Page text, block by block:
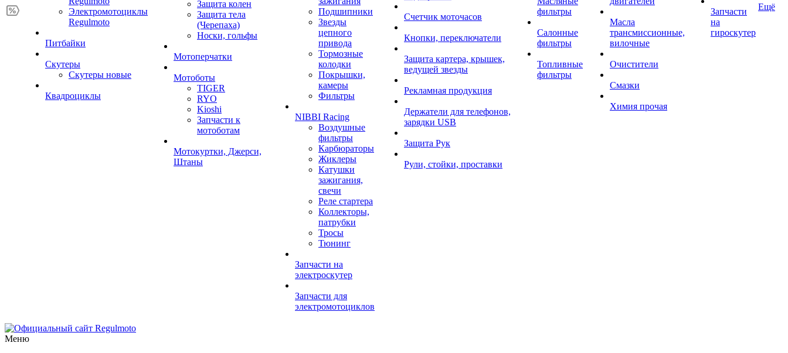
Электромотоциклы
Regulmoto
Питбайки
Скутеры
Скутеры новые
Квадроциклы
Защита колен
Защита тела
(Черепаха)
Носки, гольфы
Мотоперчатки
Мотоботы
TIGER
RYO
Kioshi
Запчасти к
мотоботам
Мотокуртки, Джерси,
Штаны
Подшипники
Звезды
цепного
привода
Тормозные
колодки
Покрышки,
камеры
Фильтры
NIBBI Racing
Воздушные
фильтры
Карбюраторы
Жиклеры
Катушки
зажигания,
свечи
Реле стартера
Коллекторы,
патрубки
Тросы
Тюнинг
Запчасти на
электроскутер
Запчасти для
электромотоциклов
Счетчик моточасов
Кнопки, переключатели
Защита картера, крышек,
ведущей звезды
Рекламная продукция
Держатели для телефонов,
зарядки USB
Защита Рук
Рули, стойки, проставки
фильтры
Салонные
фильтры
Топливные
фильтры
Масла
трансмиссионные,
вилочные
Очистители
Смазки
Химия прочая
Запчасти
на
гироскутер
Ещё
Меню